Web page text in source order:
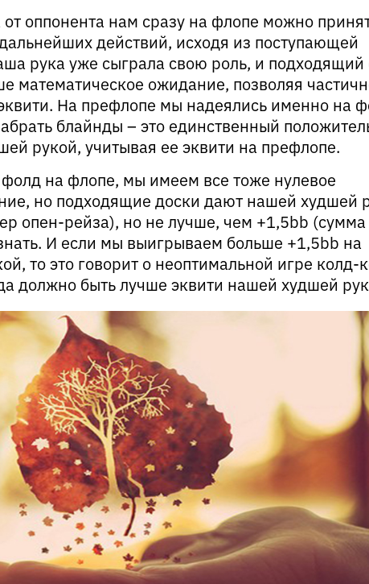
оппонента нам сразу на флопе можно
действий, исходя из поступающей
рука уже сыграла свою роль, и
математическое ожидание, позволяя
На префлопе мы надеялись именно на
блайнды – это единственный
рукой, учитывая ее эквити на префлопе.
фолд на флопе, мы имеем все тоже нулевое
но подходящие доски дают нашей худшей
опен-рейза), но не лучше, чем +1,5bb (сумма
И если мы выигрываем больше +1,5bb на
то это говорит о неоптимальной игре колд-
должно быть лучше эквити нашей худшей